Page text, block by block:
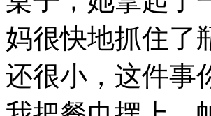
妈很快地抓住了
还很小，这件事